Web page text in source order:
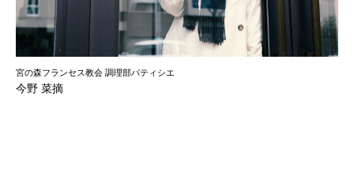
宮の森フランセス教会 調理部パティシエ
今野 菜摘